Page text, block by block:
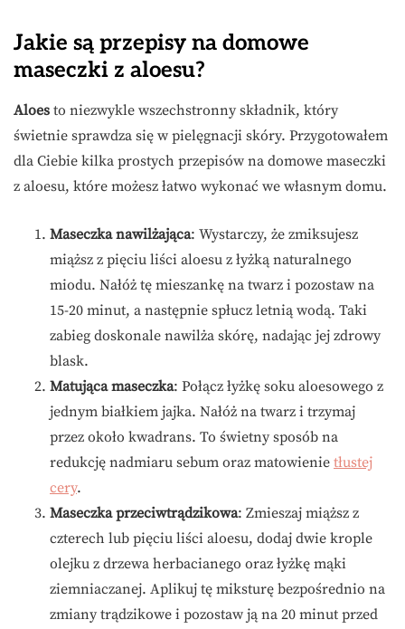
Jakie są przepisy na domowe
maseczki z aloesu?
Aloes to niezwykle wszechstronny składnik, który
świetnie sprawdza się w pielęgnacji skóry. Przygotowałem
dla Ciebie kilka prostych przepisów na domowe maseczki
z aloesu, które możesz łatwo wykonać we własnym domu.
Maseczka nawilżająca: Wystarczy, że zmiksujesz
miąższ z pięciu liści aloesu z łyżką naturalnego
miodu. Nałóż tę mieszankę na twarz i pozostaw na
15-20 minut, a następnie spłucz letnią wodą. Taki
zabieg doskonale nawilża skórę, nadając jej zdrowy
blask.
Matująca maseczka: Połącz łyżkę soku aloesowego z
jednym białkiem jajka. Nałóż na twarz i trzymaj
przez około kwadrans. To świetny sposób na
redukcję nadmiaru sebum oraz matowienie tłustej
cery.
Maseczka przeciwtrądzikowa: Zmieszaj miąższ z
czterech lub pięciu liści aloesu, dodaj dwie krople
olejku z drzewa herbacianego oraz łyżkę mąki
ziemniaczanej. Aplikuj tę miksturę bezpośrednio na
zmiany trądzikowe i pozostaw ją na 20 minut przed